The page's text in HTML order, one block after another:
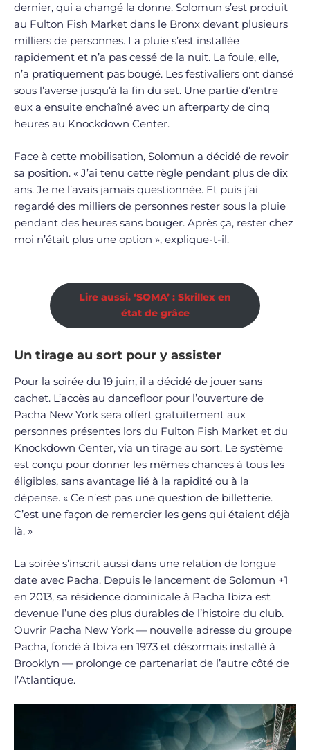
dernier, qui a changé la donne. Solomun s’est produit
au Fulton Fish Market dans le Bronx devant plusieurs
milliers de personnes. La pluie s’est installée
rapidement et n’a pas cessé de la nuit. La foule, elle,
n’a pratiquement pas bougé. Les festivaliers ont dansé
sous l’averse jusqu’à la fin du set. Une partie d’entre
eux a ensuite enchaîné avec un afterparty de cinq
heures au Knockdown Center.
Face à cette mobilisation, Solomun a décidé de revoir
sa position. « J’ai tenu cette règle pendant plus de dix
ans. Je ne l’avais jamais questionnée. Et puis j’ai
regardé des milliers de personnes rester sous la pluie
pendant des heures sans bouger. Après ça, rester chez
moi n’était plus une option », explique-t-il.
Lire aussi. ‘SOMA’ : Skrillex en
état de grâce
Un tirage au sort pour y assister
Pour la soirée du 19 juin, il a décidé de jouer sans
cachet. L’accès au dancefloor pour l’ouverture de
Pacha New York sera offert gratuitement aux
personnes présentes lors du Fulton Fish Market et du
Knockdown Center, via un tirage au sort. Le système
est conçu pour donner les mêmes chances à tous les
éligibles, sans avantage lié à la rapidité ou à la
dépense. « Ce n’est pas une question de billetterie.
C’est une façon de remercier les gens qui étaient déjà
là. »
La soirée s’inscrit aussi dans une relation de longue
date avec Pacha. Depuis le lancement de Solomun +1
en 2013, sa résidence dominicale à Pacha Ibiza est
devenue l’une des plus durables de l’histoire du club.
Ouvrir Pacha New York — nouvelle adresse du groupe
Pacha, fondé à Ibiza en 1973 et désormais installé à
Brooklyn — prolonge ce partenariat de l’autre côté de
l’Atlantique.